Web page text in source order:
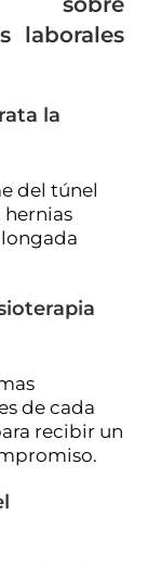
laborales
la
del túnel
de cada
recibir un